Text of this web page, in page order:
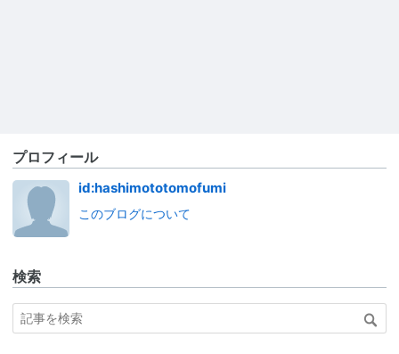
プロフィール
id:hashimototomofumi
このブログについて
検索